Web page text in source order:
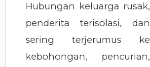
Hubungan keluarga rusak,
penderita terisolasi, dan
sering terjerumus ke
kebohongan, pencurian,